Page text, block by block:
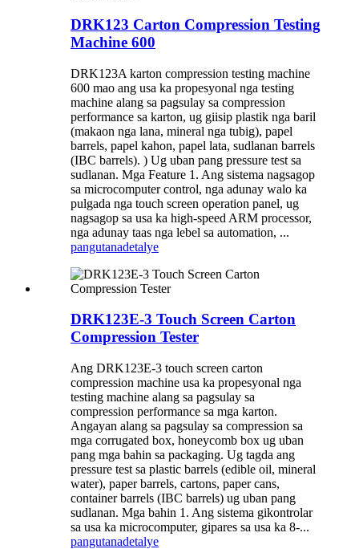
DRK123 Carton Compression Testing
Machine 600
DRK123A karton compression testing machine
600 mao ang usa ka propesyonal nga testing
machine alang sa pagsulay sa compression
performance sa karton, ug giisip plastik nga baril
(makaon nga lana, mineral nga tubig), papel
barrels, papel kahon, papel lata, sudlanan barrels
(IBC barrels). ) Ug uban pang pressure test sa
sudlanan. Mga Feature 1. Ang sistema nagsagop
sa microcomputer control, nga adunay walo ka
pulgada nga touch screen operation panel, ug
nagsagop sa usa ka high-speed ARM processor,
nga adunay taas nga lebel sa automation, ...
pangutanadetalye
DRK123E-3 Touch Screen Carton
Compression Tester
Ang DRK123E-3 touch screen carton
compression machine usa ka propesyonal nga
testing machine alang sa pagsulay sa
compression performance sa mga karton.
Angayan alang sa pagsulay sa compression sa
mga corrugated box, honeycomb box ug uban
pang mga bahin sa packaging. Ug tagda ang
pressure test sa plastic barrels (edible oil, mineral
water), paper barrels, cartons, paper cans,
container barrels (IBC barrels) ug uban pang
sudlanan. Mga bahin 1. Ang sistema gikontrolar
sa usa ka microcomputer, gipares sa usa ka 8-...
pangutanadetalye